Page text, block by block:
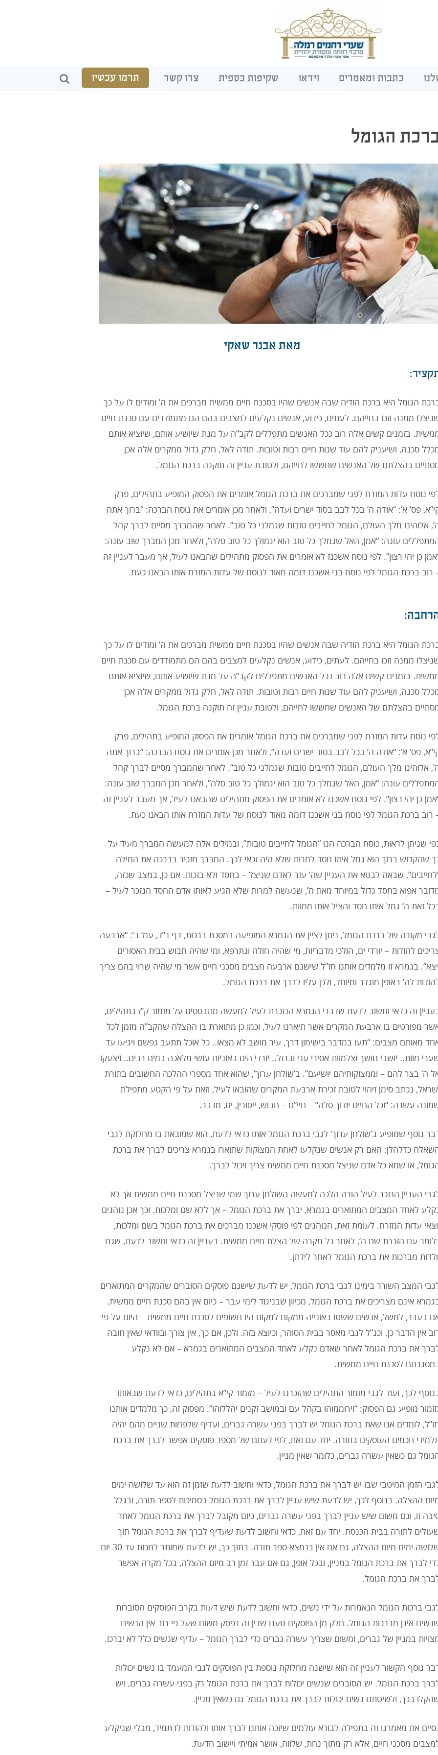
כתבות ומאמרים וידאו שקיפות כספית צרו קשר תרמו עכשיו
הגומל
מאת אבנר שאקי
הגומל היא ברכת הודיה שבה אנשים שהיו בסכנת חיים ממשית מברכים את ה’ ומודים לו על כך
ממנה וזכו בחייהם. לעתים, כידוע, אנשים נקלעים למצבים בהם הם מתמודדים עם סכנת חיים
בזמנים קשים אלה רוב ככל האנשים מתפללים לקב”ה על מנת שיושיע אותם, שיוציא אותם
סכנה, ושיעניק להם עוד שנות חיים רבות וטובות. תודה לאל, חלק גדול ממקרים אלה אכן
בהצלתם של האנשים שחששו לחייהם, ולטובת עניין זה תוקנה ברכת הגומל.
נוסח עדות המזרח לפני שמברכים את ברכת הגומל אומרים את הפסוק המופיע בתהילים, פרק
פס’ א’: “אודה ה’ בכל לבב בסוד ישרים ועדה”, ולאחר מכן אומרים את נוסח הברכה: “ברוך אתה
אלוהינו מלך העולם, הגומל לחייבים טובות שגמלני כל טוב”. לאחר שהמברך מסיים לברך קהל
עונה: “אמן, האל שגמלך כל טוב הוא יגמולך כל טוב סלה”, ולאחר מכן המברך שוב עונה:
כן יהי רצון”. לפי נוסח אשכנז לא אומרים את הפסוק מתהילים שהבאנו לעיל, אך מעבר לעניין זה
רוב ברכת הגומל לפי נוסח בני אשכנז דומה מאוד לנוסח של עדות המזרח אותו הבאנו כעת.
הגומל היא ברכת הודיה שבה אנשים שהיו בסכנת חיים ממשית מברכים את ה’ ומודים לו על כך
ממנה וזכו בחייהם. לעתים, כידוע, אנשים נקלעים למצבים בהם הם מתמודדים עם סכנת חיים
בזמנים קשים אלה רוב ככל האנשים מתפללים לקב”ה על מנת שיושיע אותם, שיוציא אותם
סכנה, ושיעניק להם עוד שנות חיים רבות וטובות. תודה לאל, חלק גדול ממקרים אלה אכן
בהצלתם של האנשים שחששו לחייהם, ולטובת עניין זה תוקנה ברכת הגומל.
נוסח עדות המזרח לפני שמברכים את ברכת הגומל אומרים את הפסוק המופיע בתהילים, פרק
פס’ א’: “אודה ה’ בכל לבב בסוד ישרים ועדה”, ולאחר מכן אומרים את נוסח הברכה: “ברוך אתה
אלוהינו מלך העולם, הגומל לחייבים טובות שגמלני כל טוב”. לאחר שהמברך מסיים לברך קהל
עונה: “אמן, האל שגמלך כל טוב הוא יגמולך כל טוב סלה”, ולאחר מכן המברך שוב עונה:
כן יהי רצון”. לפי נוסח אשכנז לא אומרים את הפסוק מתהילים שהבאנו לעיל, אך מעבר לעניין זה
רוב ברכת הגומל לפי נוסח בני אשכנז דומה מאוד לנוסח של עדות המזרח אותו הבאנו כעת.
שניתן לראות, נוסח הברכה הנו “הגומל לחייבים טובות”, ובמילים אלה למעשה המברך מעיד על
שהקדוש ברוך הוא גמל איתו חסד למרות שלא היה זכאי לכך. המברך מזכיר בברכה את המילה
שבאה לבטא את העניין שה’ עזר לאדם שניצל – בחסד ולא בזכות. אם כן, במצב שכזה,
אפוא בחסד גדול במיוחד מאת ה’, שנעשה למרות שלא הגיע לאותו אדם החסד הנזכר לעיל –
זאת ה’ גמל איתו חסד והציל אותו ממוות.
מקורה של ברכת הגומל, ניתן לציין את הגמרא המופיעה במסכת ברכות, דף נ”ד, עמ’ ב’: “ארבעה
להודות – יורדי ים, הולכי מדבריות, מי שהיה חולה ונתרפא, ומי שהיה חבוש בבית האסורים
בגמרא זו מלמדים אותנו חז”ל שישנם ארבעה מצבים מסכני חיים אשר מי שהיה שרוי בהם צריך
לה’ באופן מוגדר ומיוחד, ולכן עליו לברך את ברכת הגומל.
זה כדאי וחשוב לדעת שדברי הגמרא הנזכרת לעיל למעשה מתבססים על מזמור ק”ז בתהילים,
מפורטים בו ארבעת המקרים אשר תיארנו לעיל, וכמו כן מתוארת בו ההצלה שהקב”ה מזמן לכל
מאותם מצבים: “תעו במדבר בישימון דרך, עיר מושב לא מצאו.. כל אוכל תתעב נפשם ויגיעו עד
מוות.. יושבי חושך וצלמוות אסירי עני וברזל.. יורדי הים באוניות עושי מלאכה במים רבים.. ויצעקו
ה’ בצר להם – וממצוקותיהם יושיעם”. ב’שולחן ערוך’, שהוא אחד מספרי ההלכה החשובים בתורת
נכתב סימן זיהוי לטובת זכירת ארבעת המקרים שהובאו לעיל, וזאת על פי הקטע מתפילת
עשרה: “וכל החיים יודוך סלה” – חיי”ם – חבוש, ייסורין, ים, מדבר.
נוסף שמופיע ב’שולחן ערוך’ לגבי ברכת הגומל אותו כדאי לדעת, הוא שמובאת בו מחלוקת לגבי
כדלהלן: האם רק אנשים שנקלעו לאחת המצוקות שתוארו בגמרא צריכים לברך את ברכת
או שמא כל אדם שניצל מסכנת חיים ממשית צריך ויכול לברך.
העניין הנזכר לעיל הורה הלכה למעשה השולחן ערוך שמי שניצל מסכנת חיים ממשית אך לא
לאחד המצבים המתוארים בגמרא, יברך את ברכת הגומל – אך ללא שם ומלכות. וכך אכן נוהגים
עדות המזרח. לעומת זאת, הנוהגים לפי פוסקי אשכנז מברכים את ברכת הגומל בשם ומלכות,
עם הזכרת שם ה’, לאחר כל מקרה של הצלת חיים ממשית. בעניין זה כדאי וחשוב לדעת, שגם
מברכות את ברכת הגומל לאחר לידתן.
המצב השורר בימינו לגבי ברכת הגומל, יש לדעת שישנם פוסקים הסוברים שהמקרים המתוארים
אינם מצריכים את ברכת הגומל, מכיוון שבניגוד לימי עבר – כיום אין בהם סכנת חיים ממשית.
בעבר, למשל, אנשים ששטו באונייה ממקום למקום היו חשופים לסכנת חיים ממשית – היום על פי
אין הדבר כן. וכנ”ל לגבי מאסר בבית הסוהר, וכיוצא בזה. ולכן, אם כך, אין צורך ובוודאי שאין חובה
את ברכת הגומל לאחר שאדם נקלע לאחד המצבים המתוארים בגמרא – אם לא נקלע
לסכנת חיים ממשית.
לכך, ועוד לגבי מזמור התהילים שהזכרנו לעיל – מזמור קי”א בתהילים, כדאי לדעת שבאותו
מופיע גם הפסוק: “וירוממוהו בקהל עם ובמושב זקנים יהללוהו”. מפסוק זה, כך מלמדים אותנו
לומדים אנו שאת ברכת הגומל יש לברך בפני עשרה גברים, ועדיף שלפחות שניים מהם יהיה
חכמים העוסקים בתורה. יחד עם זאת, לפי דעתם של מספר פוסקים אפשר לברך את ברכת
גם כשאין עשרה גברים, כלומר שאין מניין.
הזמן המיטבי שבו יש לברך את ברכת הגומל, כדאי וחשוב לדעת שזמן זה הוא עד שלושה ימים
ההצלה. בנוסף לכך, יש לדעת שיש עניין לברך את ברכת הגומל בסמיכות לספר תורה, ובגלל
זו, וגם משום שיש עניין לברך בפני עשרה גברים, כיום מקובל לברך את ברכת הגומל לאחר
לתורה בבית הכנסת. יחד עם זאת, כדאי וחשוב לדעת שעדיף לברך את ברכת הגומל תוך
שלושה ימים מיום ההצלה, גם אם אין בנמצא ספר תורה. בתוך כך, יש לדעת שמותר לחכות עד 30 יום
לברך את ברכת הגומל במניין, ובכל אופן, גם אם עבר זמן רב מיום ההצלה, בכל מקרה אפשר
את ברכת הגומל.
ברכות הגומל הנאמרות על ידי נשים, כדאי וחשוב לדעת שיש דעות בקרב הפוסקים הסוברות
אינן מברכות הגומל. חלק מן הפוסקים טענו שדין זה נפסק משום שעל פי רוב אין הנשים
במניין של גברים, ומשום שצריך עשרה גברים כדי לברך הגומל – עדיף שנשים כלל לא יברכו.
נוסף הקשור לעניין זה הוא שישנה מחלוקת נוספת בין הפוסקים לגבי המעמד בו נשים יכולות
ברכת הגומל. יש הסוברים שנשים יכולות לברך את ברכת הגומל רק בפני עשרה גברים, ויש
בכך, ולשיטתם נשים יכולות לברך את ברכת הגומל גם כשאין מניין.
את מאמרנו זה בתפילה לבורא עולמים שיזכה אותנו לברך אותו ולהודות לו תמיד, מבלי שניקלע
מסכני חיים, אלא רק מתוך נחת, שלווה, אושר אמיתי ויישוב הדעת.